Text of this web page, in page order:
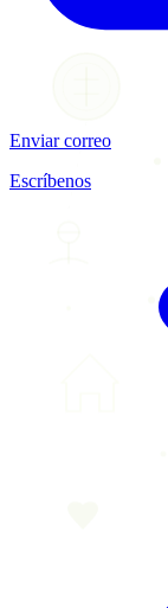
Enviar correo
Escríbenos